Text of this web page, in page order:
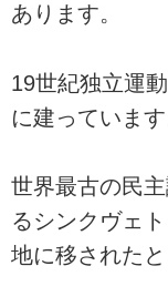
あります。
19世紀独立運
に建っています
世界最古の民
るシンクヴェ
地に移されたと